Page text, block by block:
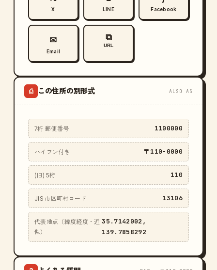
X LINE Facebook
✉
Email
⧉
URL
⎙ この住所の別形式 ALSO AS
7桁 郵便番号 1100000
ハイフン付き 〒110-0000
(旧) 5桁 110
JIS 市区町村コード 13106
代表地点（緯度経度・近
似）
35.7142002,
139.7858292